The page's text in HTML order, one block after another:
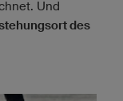
Und
des